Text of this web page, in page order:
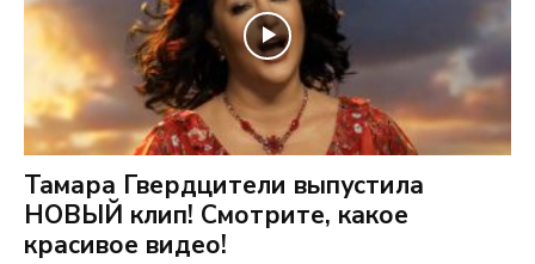
Тамара Гвердцители выпустила
НОВЫЙ клип! Смотрите, какое
красивое видео!